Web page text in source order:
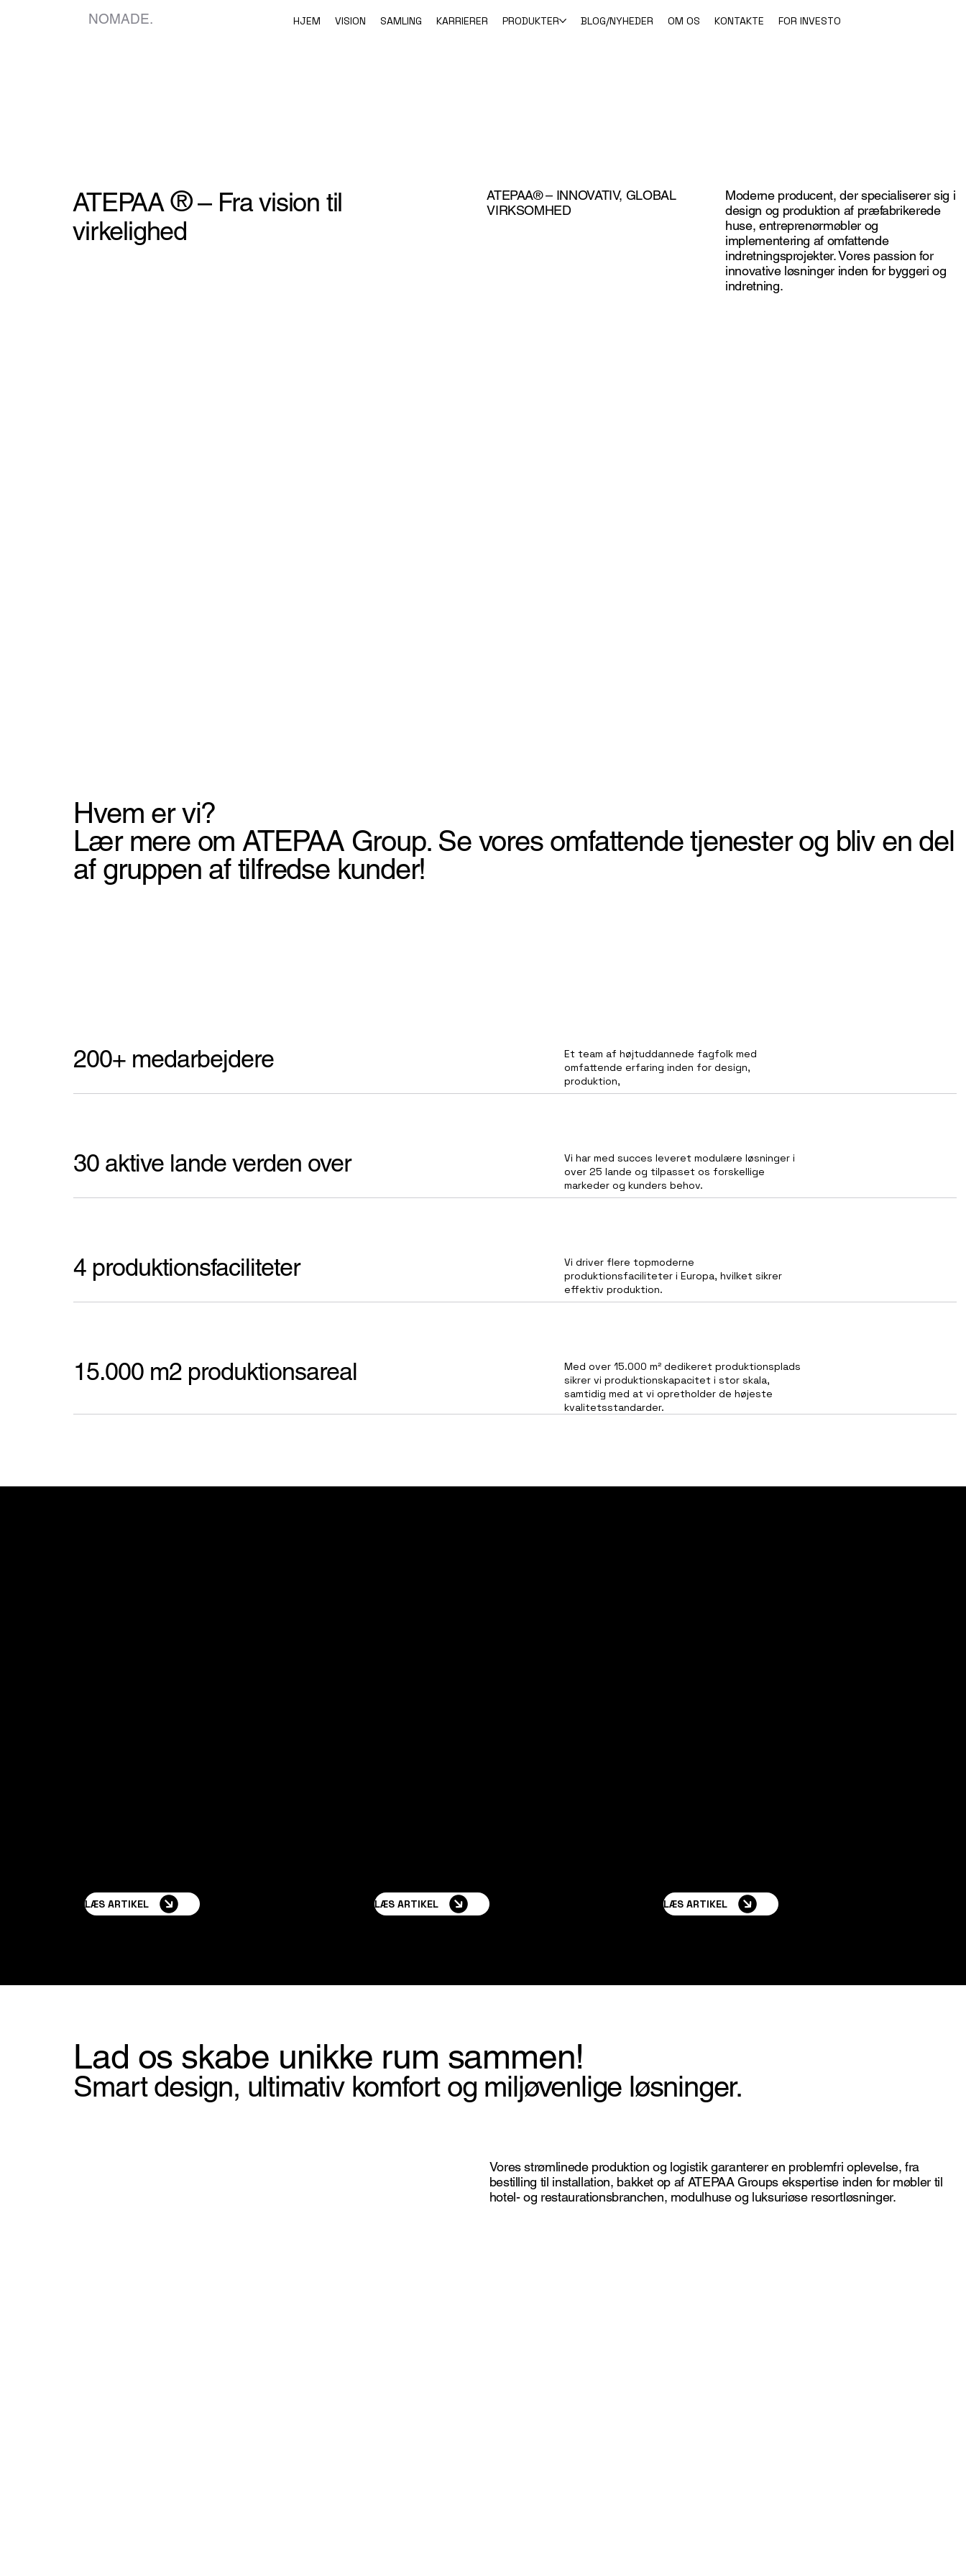
NOMADE. HJEM VISION SAMLING KARRIERER PRODUKTER BLOG/NYHEDER OM OS KONTAKTE FOR INVESTORER
ATEPAA ® – Fra vision til
virkelighed
ATEPAA® – INNOVATIV, GLOBAL
VIRKSOMHED
Moderne producent, der specialiserer sig i
design og produktion af præfabrikerede
huse, entreprenørmøbler og
implementering af omfattende
indretningsprojekter. Vores passion for
innovative løsninger inden for byggeri og
indretning.
Hvem er vi?
Lær mere om ATEPAA Group. Se vores omfattende tjenester og bliv en del
af gruppen af tilfredse kunder!
200+ medarbejdere
Et team af højtuddannede fagfolk med
omfattende erfaring inden for design,
produktion,
30 aktive lande verden over
Vi har med succes leveret modulære løsninger i
over 25 lande og tilpasset os forskellige
markeder og kunders behov.
4 produktionsfaciliteter
Vi driver flere topmoderne
produktionsfaciliteter i Europa, hvilket sikrer
effektiv produktion.
15.000 m2 produktionsareal
Med over 15.000 m² dedikeret produktionsplads
sikrer vi produktionskapacitet i stor skala,
samtidig med at vi opretholder de højeste
kvalitetsstandarder.
LÆS ARTIKEL LÆS ARTIKEL LÆS ARTIKEL
Lad os skabe unikke rum sammen!
Smart design, ultimativ komfort og miljøvenlige løsninger.
Vores strømlinede produktion og logistik garanterer en problemfri oplevelse, fra
bestilling til installation, bakket op af ATEPAA Groups ekspertise inden for møbler til
hotel- og restaurationsbranchen, modulhuse og luksuriøse resortløsninger.